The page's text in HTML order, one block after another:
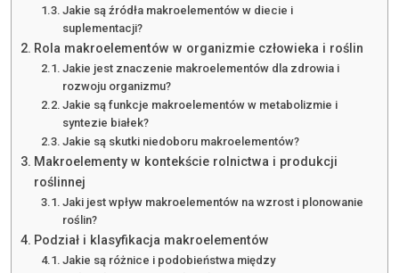
Jakie są źródła makroelementów w diecie i
suplementacji?
Rola makroelementów w organizmie człowieka i roślin
Jakie jest znaczenie makroelementów dla zdrowia i
rozwoju organizmu?
Jakie są funkcje makroelementów w metabolizmie i
syntezie białek?
Jakie są skutki niedoboru makroelementów?
Makroelementy w kontekście rolnictwa i produkcji
roślinnej
Jaki jest wpływ makroelementów na wzrost i plonowanie
roślin?
Podział i klasyfikacja makroelementów
Jakie są różnice i podobieństwa między